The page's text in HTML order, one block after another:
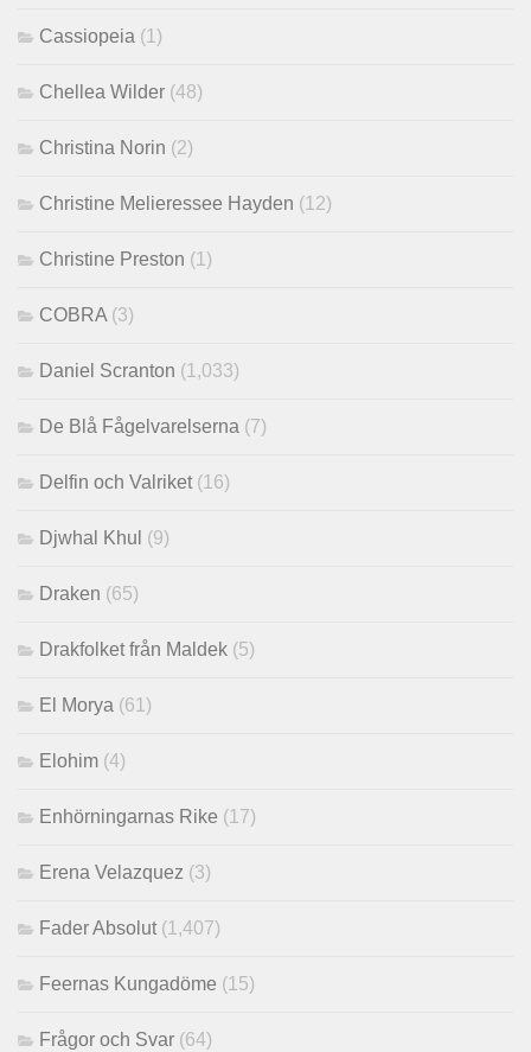
Cassiopeia (1)
Chellea Wilder (48)
Christina Norin (2)
Christine Melieressee Hayden (12)
Christine Preston (1)
COBRA (3)
Daniel Scranton (1,033)
De Blå Fågelvarelserna (7)
Delfin och Valriket (16)
Djwhal Khul (9)
Draken (65)
Drakfolket från Maldek (5)
El Morya (61)
Elohim (4)
Enhörningarnas Rike (17)
Erena Velazquez (3)
Fader Absolut (1,407)
Feernas Kungadöme (15)
Frågor och Svar (64)